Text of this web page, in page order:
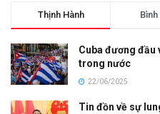
Thịnh Hành
Cuba đương
trong nước
22/06/2025
Tin đồn về sự